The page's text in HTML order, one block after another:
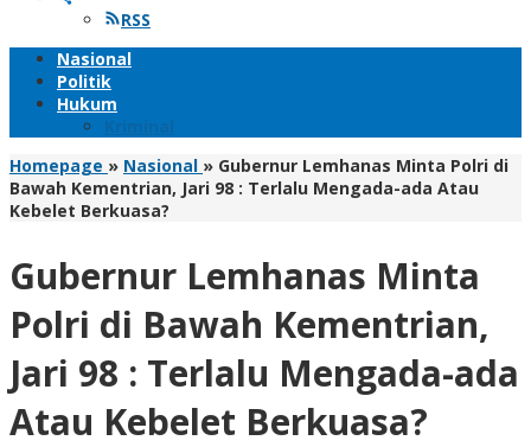
RSS
Nasional
Politik
Hukum
Kriminal
Homepage » Nasional » Gubernur Lemhanas Minta Polri di
Bawah Kementrian, Jari 98 : Terlalu Mengada-ada Atau
Kebelet Berkuasa?
Gubernur Lemhanas Minta
Polri di Bawah Kementrian,
Jari 98 : Terlalu Mengada-ada
Atau Kebelet Berkuasa?